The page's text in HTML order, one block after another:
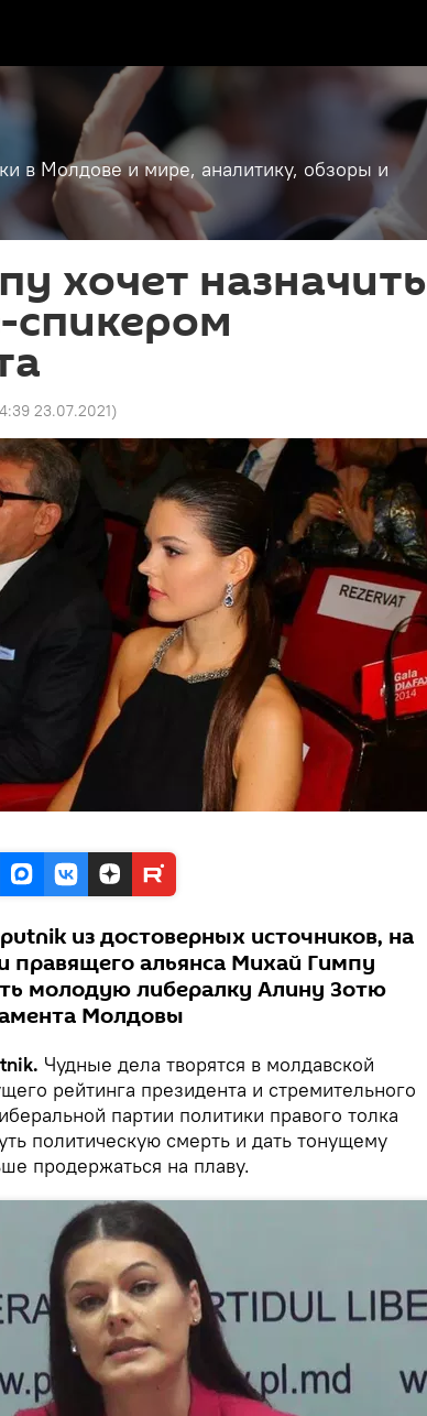
в Молдове и мире, аналитику, обзоры и
хочет назначить
спикером
23.07.2021)
из достоверных источников, на
правящего альянса Михай Гимпу
молодую либералку Алину Зотю
Молдовы
Чудные дела творятся в молдавской
рейтинга президента и стремительного
партии политики правого толка
политическую смерть и дать тонущему
продержаться на плаву.